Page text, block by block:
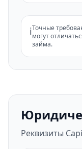
ℹ️Точные
могут
займа.
Реквизиты